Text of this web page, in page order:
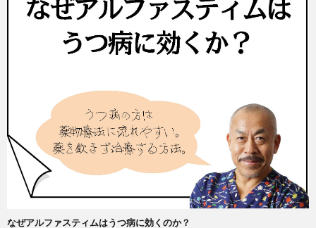
なぜアルファスティムはうつ病に効くのか？